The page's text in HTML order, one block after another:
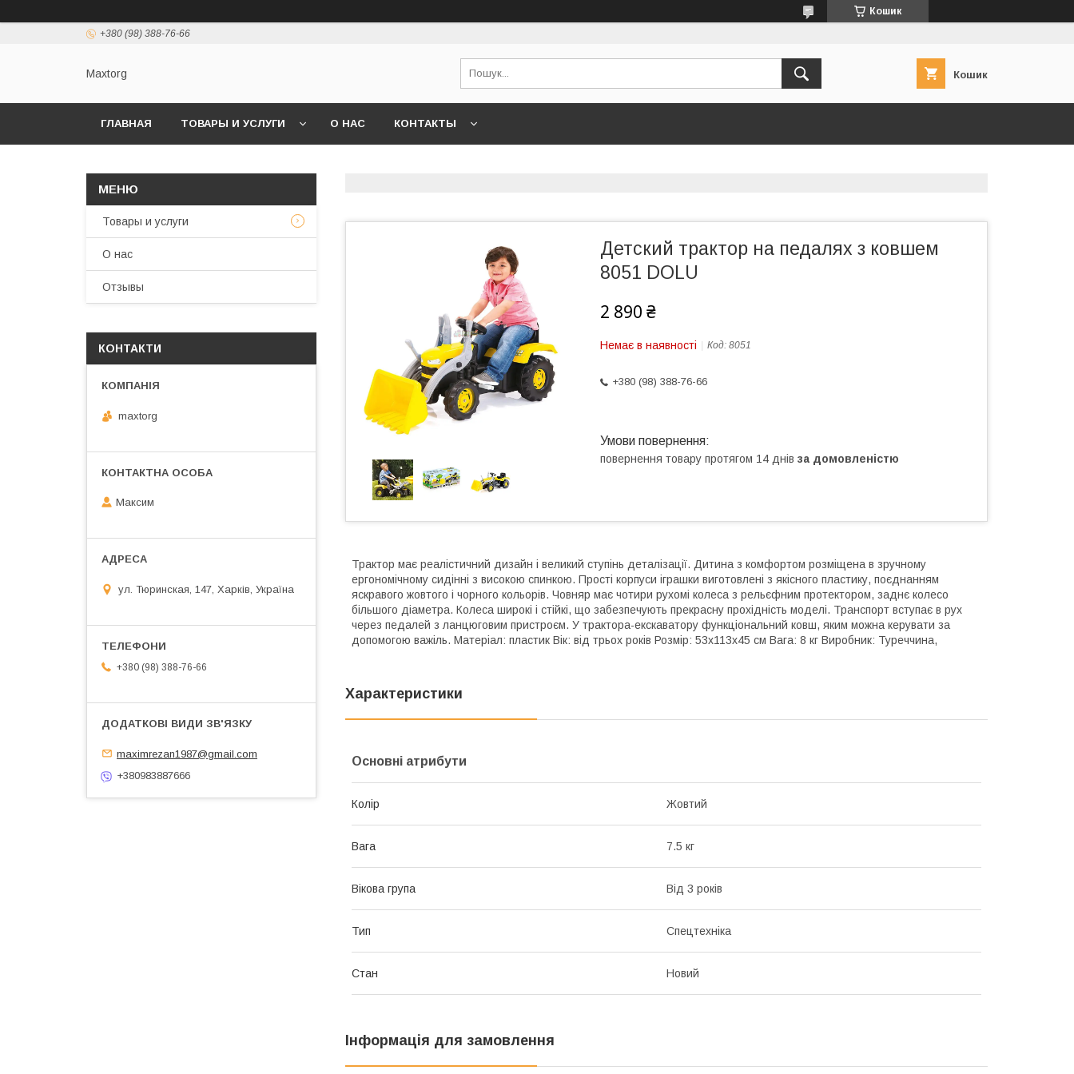
Кошик
+380 (98) 388-76-66
Maxtorg Кошик
ГЛАВНАЯ ТОВАРЫ И УСЛУГИ О НАС КОНТАКТЫ
Детский трактор на педалях з ковшем
8051 DOLU
2 890 ₴
Немає в наявності Код: 8051
+380 (98) 388-76-66
повернення товару протягом 14 днів за домовленістю
Трактор має реалістичний дизайн і великий ступінь деталізації. Дитина з комфортом розміщена в зручному
ергономічному сидінні з високою спинкою. Прості корпуси іграшки виготовлені з якісного пластику, поєднанням
яскравого жовтого і чорного кольорів. Човняр має чотири рухомі колеса з рельєфним протектором, заднє колесо
більшого діаметра. Колеса широкі і стійкі, що забезпечують прекрасну прохідність моделі. Транспорт вступає в рух
через педалей з ланцюговим пристроєм. У трактора-екскаватору функціональний ковш, яким можна керувати за
допомогою важіль. Матеріал: пластик Вік: від трьох років Розмір: 53x113x45 см Вага: 8 кг Виробник: Туреччина,
Характеристики
Основні атрибути
Колір Жовтий
Вага 7.5 кг
Вікова група Від 3 років
Тип Спецтехніка
Стан Новий
Інформація для замовлення
Товары и услуги
О нас
Отзывы
КОНТАКТИ
maxtorg
Максим
ул. Тюринская, 147, Харків, Україна
+380 (98) 388-76-66
maximrezan1987@gmail.com
+380983887666